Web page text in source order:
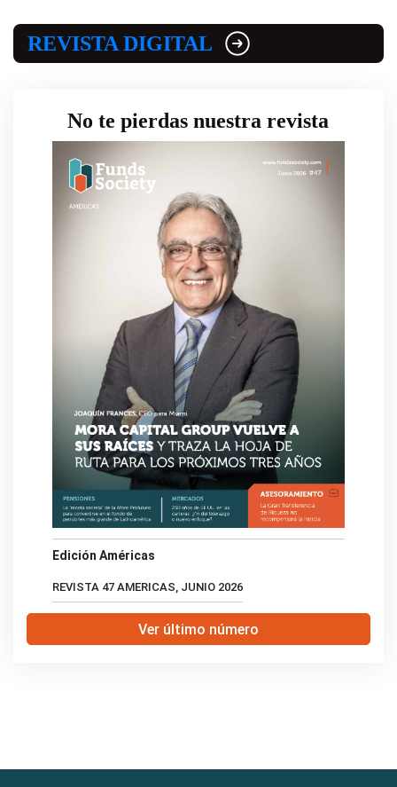
REVISTA DIGITAL
No te pierdas nuestra revista
Edición Américas
REVISTA 47 AMERICAS, JUNIO 2026
Ver último número